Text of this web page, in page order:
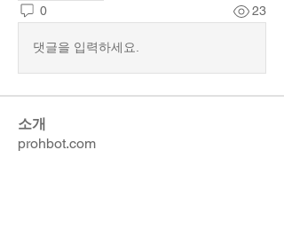
0 23
댓글을 입력하세요.
소개
prohbot.com